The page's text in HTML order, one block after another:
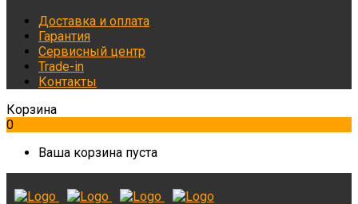
Доставка и оплата
Гарантия
Сервисный центр
Trade-in
Контакты
Корзина
0
Ваша корзина пуста